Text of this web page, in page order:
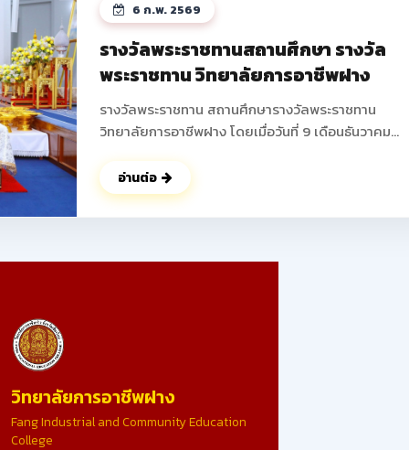
ถึงการสร้างรายได้ระหว่างเรียน เตรียมความพร้อมสู่อ
จริง ส่งเสริมให้นักเรียน นักศึกษาสามารถสร้างผลิตภั
หรือบริการที่จำหน่ายได้จริง ช่วยลดภาระครอบครัว พั
ทักษะการนำเสนอและฝึกการนำเสนอผลงานสู่สาธารณ
ดูรูปภาพเพิ่มเติม ->>
: https://www.facebook.com/photo?
6 ก.พ. 2569
รางวัลพระราชทานสถานศึกษา รางวัล
พระราชทาน วิทยาลัยการอาชีพฝาง
รางวัลพระราชทาน สถานศึกษารางวัลพระราชทาน
วิทยาลัยการอาชีพฝาง โดยเมื่อวันที่ 9 เดือนธันวาคม
การวิทยาลัยการอาชีพฝาง ผู้แทนสถานศึกษา เข้ารับ
พระราชทานรางวัล จากพลเอก ดาว์พงษ์ รัตนสุวรรณ
องคมนตรี ผู้แทนพระองค์ ณ สาลาดุสิดาลัย สวนจิตรล
จากคณะผู้บริหาร คณะครู บุคลากรทางการศึกษา ผู้
รับคัดเลือก เป็นสถานศึกษารางวัลพระราชทาน ระดับ
อาชีวศึกษา ขนาดใหญ่ ประจำปีการศึกษา 2567 อันทรง
อ่านต่อ
วิทยาลัยการอาชีพฝาง
Fang Industrial and Community Education
College